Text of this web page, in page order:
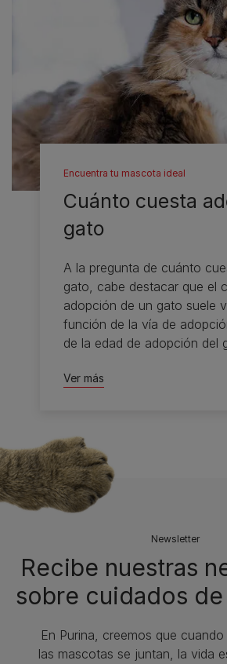
Encuentra tu mascota ideal
Cuánto cuesta
gato
A la pregunta de cuánto
gato, cabe destacar que el
adopción de un gato suele
función de la vía de
de la edad de adopción del
Ver más
Newsletter
Recibe nuestras
sobre cuidados
En Purina, creemos que
las mascotas se juntan, la vida